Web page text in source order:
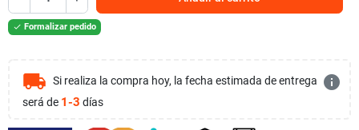
 Formalizar pedido
local_shipping Si realiza la compra hoy, la fecha estimada de entrega
será de 1-3 días
info